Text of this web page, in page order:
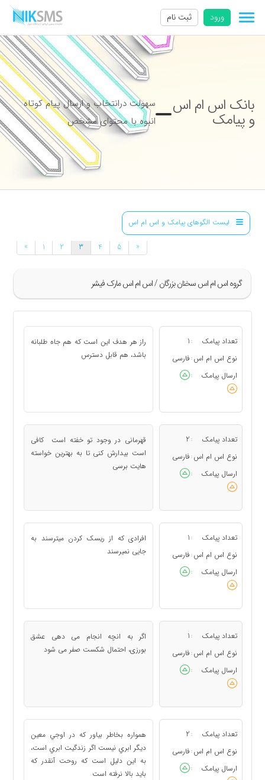
ورود ثبت نام
بانک اس ام اس
و پیامک
سهولت درانتخاب و ارسال پیام کوتاه
انبوه با محتوای مشخص
لیست الگوهای پیامک و اس ام اس
گروه اس ام اس سخنان بزرگان / اس ام اس مارک فیشر
» 1 2 3 4 5 «
تعداد پیامک :
1
نوع اس ام اس : فارسی
ارسال پیامک
:
راز هر هدف این است که هم جاه طلبانه
باشد، هم قابل دسترس
تعداد پیامک :
2
نوع اس ام اس : فارسی
ارسال پیامک
:
قهرمانی در وجود تو خفته است کافی
است بیدارش کنی تا به بهترین خواسته
هایت برسی
تعداد پیامک :
1
نوع اس ام اس : فارسی
ارسال پیامک
:
افرادی که از ریسک کردن میترسند به
جایی نمیرسند
تعداد پیامک :
1
نوع اس ام اس : فارسی
ارسال پیامک
:
اگر به انچه انجام می دهی عشق
بورزی، احتمال شکست صفر می شود
تعداد پیامک :
2
نوع اس ام اس : فارسی
ارسال پیامک
:
همواره بخاطر بياور كه در اوجي معين
ديگر ابري نيست اگر زندگيت ابري است،
به اين دليل است كه روحت آنقدر كه
بايد بالا نرفته است